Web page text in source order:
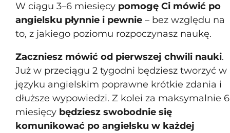
W ciągu 3–6 miesięcy pomogę Ci mówić po
angielsku płynnie i pewnie – bez względu na
to, z jakiego poziomu rozpoczynasz naukę.
Zaczniesz mówić od pierwszej chwili nauki.
Już w przeciągu 2 tygodni będziesz tworzyć w
języku angielskim poprawne krótkie zdania i
dłuższe wypowiedzi. Z kolei za maksymalnie 6
miesięcy będziesz swobodnie się
komunikować po angielsku w każdej